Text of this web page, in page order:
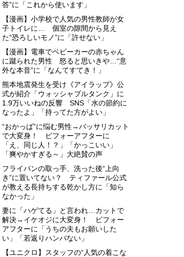
答”に「これから使います」
【漫画】小学校で人気の男性教師が女
子トイレに… 個室の隙間から見え
た“恐ろしいモノ”に「許せない」
【漫画】電車でベビーカーの赤ちゃん
に蹴られた男性 怒ると思いきや…“意
外な本音”に「なんてすてき！」
熊本地震発生を受け《アイラップ》公
式が紹介「ウォッシャブルタンク」に
1.9万いいねの反響 SNS「水の節約に
なったよ」「持ってた方がよい」
“おかっぱ”に悩む男性→バッサリカット
で大変身！ ビフォーアフターに
「え、同じ人！？」「かっこいい」
「爽やかすぎる～」大絶賛の声
フライパンの取っ手、洗った後“上向
き”に置いてない？ ティファール公式
が教える長持ちする乾かし方に「知ら
なかった」
妻に「ハゲてる」と言われ…カットで
解決→イケオジに大変身！ ビフォー
アフターに「うちの夫もお願いした
い」「若返りハンパない」
【ユニクロ】スタッフの“人気の着こな